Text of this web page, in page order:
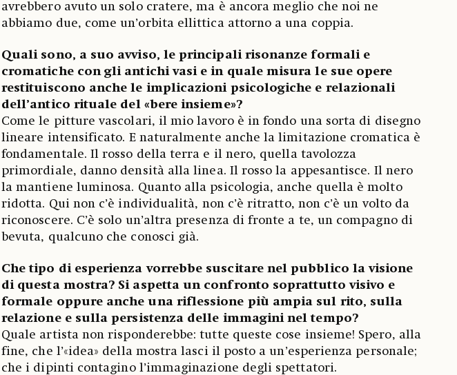
avrebbero avuto un solo cratere, ma è ancora meglio che noi ne
abbiamo due, come un’orbita ellittica attorno a una coppia.
Quali sono, a suo avviso, le principali risonanze formali e
cromatiche con gli antichi vasi e in quale misura le sue opere
restituiscono anche le implicazioni psicologiche e relazionali
dell’antico rituale del «bere insieme»?
Come le pitture vascolari, il mio lavoro è in fondo una sorta di disegno
lineare intensificato. E naturalmente anche la limitazione cromatica è
fondamentale. Il rosso della terra e il nero, quella tavolozza
primordiale, danno densità alla linea. Il rosso la appesantisce. Il nero
la mantiene luminosa. Quanto alla psicologia, anche quella è molto
ridotta. Qui non c’è individualità, non c’è ritratto, non c’è un volto da
riconoscere. C’è solo un’altra presenza di fronte a te, un compagno di
bevuta, qualcuno che conosci già.
Che tipo di esperienza vorrebbe suscitare nel pubblico la visione
di questa mostra? Si aspetta un confronto soprattutto visivo e
formale oppure anche una riflessione più ampia sul rito, sulla
relazione e sulla persistenza delle immagini nel tempo?
Quale artista non risponderebbe: tutte queste cose insieme! Spero, alla
fine, che l’«idea» della mostra lasci il posto a un’esperienza personale;
che i dipinti contagino l’immaginazione degli spettatori.